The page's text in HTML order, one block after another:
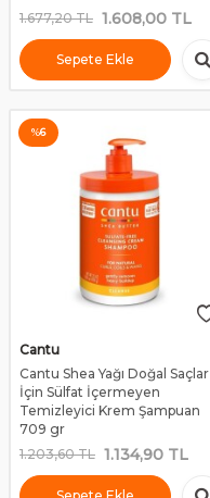
1.677,20TL 1.608,00 TL
Sepete Ekle
%6
Cantu
Cantu Shea Yağı Doğal Saçlar
İçin Sülfat İçermeyen
Temizleyici Krem Şampuan
709 gr
1.203,60TL 1.134,90 TL